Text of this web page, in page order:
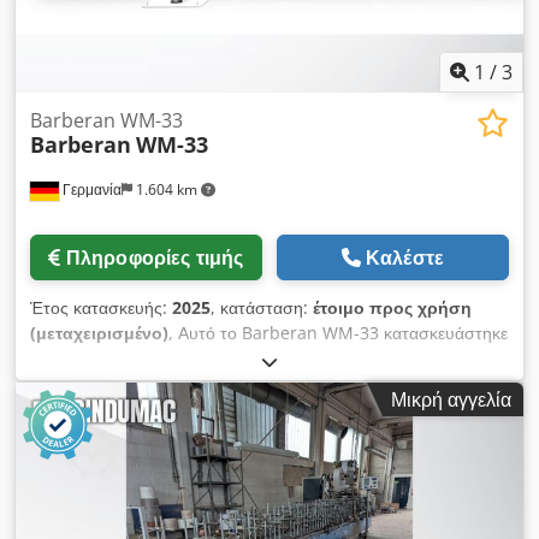
1 /3
Γερμανία 1.604 km
Barberan WM-33
Barberan WM-33
Πληροφορίες τιμής Καλέστε
Έτος κατασκευής: 2025, κατάσταση: έτοιμο προς χρήση
(μεταχειρισμένο), Αυτό το Barberan WM-33 κατασκευάστηκε
το 2025. Η πολυχρηστική αυτή μηχανή επικάλυψης προφίλ
επεξεργάζεται διάφορα υλικά όπως PVC και αλουμίνιο.
Υποστηρίζει μεγάλη γκάμα τύπων φιλμ και χρησιμοποιεί
κολλητικά θερμού τήγματος PUR. Στα βασικά χαρακτηριστικά
περιλαμβάνονται μέγιστη μηχανική ταχύτητα 60 m/min,
διαστάσεις προφίλ έως 300 mm πλάτος και 120 mm ύψος και
συνολικό μήκος μηχανής 6000 mm. Επικοινωνήστε μαζί μας
Μικρή αγγελία